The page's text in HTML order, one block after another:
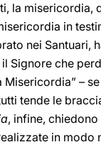
la misericordia,
in
nei
Signore che
–
tende le
, infine,
in modo